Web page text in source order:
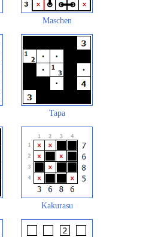
Maschen
Tapa
Kakurasu